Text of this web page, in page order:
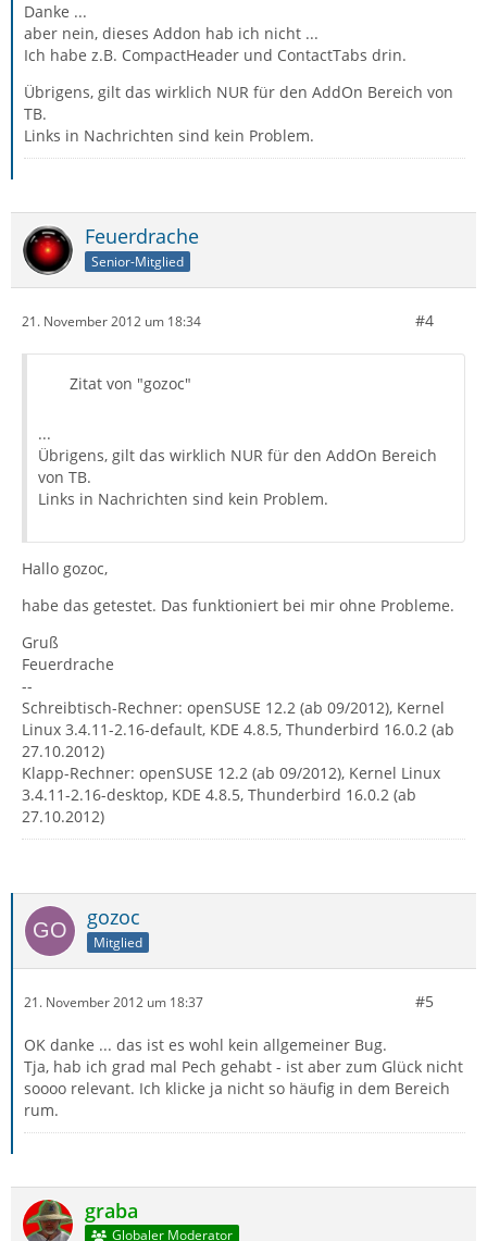
Danke ...
aber nein, dieses Addon hab ich nicht ...
Ich habe z.B. CompactHeader und ContactTabs drin.
Übrigens, gilt das wirklich NUR für den AddOn Bereich von
TB.
Links in Nachrichten sind kein Problem.
Feuerdrache
Senior-Mitglied
21. November 2012 um 18:34 #4
Zitat von "gozoc"
...
Übrigens, gilt das wirklich NUR für den AddOn Bereich
von TB.
Links in Nachrichten sind kein Problem.
Hallo gozoc,
habe das getestet. Das funktioniert bei mir ohne Probleme.
Gruß
Feuerdrache
--
Schreibtisch-Rechner: openSUSE 12.2 (ab 09/2012), Kernel
Linux 3.4.11-2.16-default, KDE 4.8.5, Thunderbird 16.0.2 (ab
27.10.2012)
Klapp-Rechner: openSUSE 12.2 (ab 09/2012), Kernel Linux
3.4.11-2.16-desktop, KDE 4.8.5, Thunderbird 16.0.2 (ab
27.10.2012)
gozoc
Mitglied
21. November 2012 um 18:37 #5
OK danke ... das ist es wohl kein allgemeiner Bug.
Tja, hab ich grad mal Pech gehabt - ist aber zum Glück nicht
soooo relevant. Ich klicke ja nicht so häufig in dem Bereich
rum.
graba
Globaler Moderator